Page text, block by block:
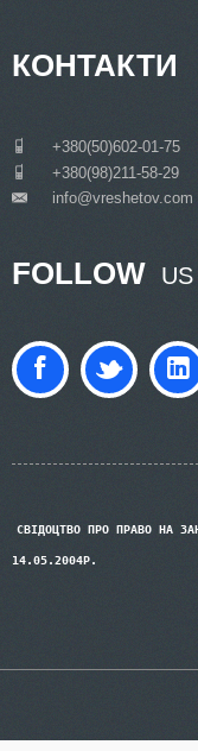
КОНТАКТИ
+380(50)602-01-75
+380(98)211-58-29
info@vreshetov.com
FOLLOW US
СВІДОЦТВО ПРО ПРАВО НА
14.05.2004Р.